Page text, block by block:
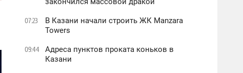
07:23
В Казани начали строить ЖК Manzara
Towers
09:44
Адреса пунктов проката коньков в
Казани